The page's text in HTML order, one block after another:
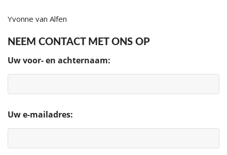
Yvonne van Alfen
NEEM CONTACT MET ONS OP
Uw voor- en achternaam:
Uw e-mailadres: